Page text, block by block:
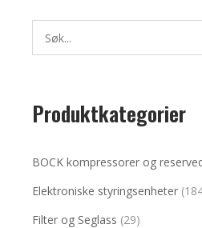
Produktkategorier
BOCK kompressorer og
Elektroniske styringsenheter
Filter og Seglass (29)